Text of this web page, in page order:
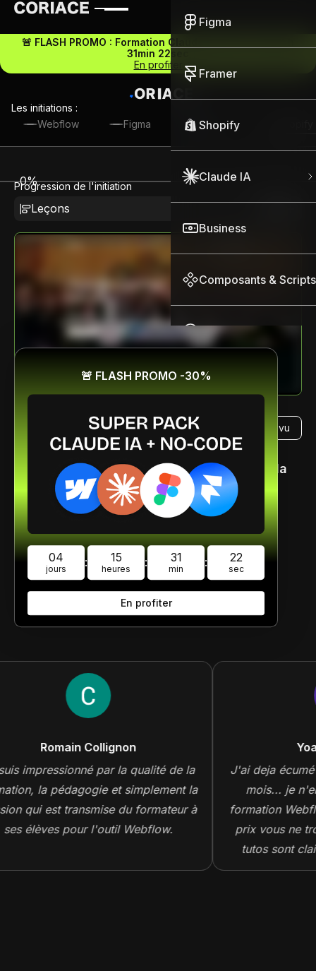
Figma
Framer
Shopify
Claude IA
Business
Composants & Scripts
Assistance
Ressources
CGV|Politique de
🚨 FLASH PROMO : Formation Claude IA -30% -
31min 22sec
En profiter
Les initiations :
Webflow
Figma Framer
Progression de l'initiation
0%
Leçons
Créer des boutiques
Shopify sans coder
Marquer comme vu
Un petit remerciement pour encourgager la
team ?
🚨 FLASH PROMO -30%
04
jours : 15
heures : 31
min : 22
sec
En profiter
Ce qu'en pensent nos élèves
Romain Collignon
impressionné par la qualité de la
la pédagogie et simplement la
qui est transmise du formateur à
élèves pour l'outil Webflow.
J'ai deja écumé
mois... je
formation
prix vous ne
tutos sont
rythme n'est ni